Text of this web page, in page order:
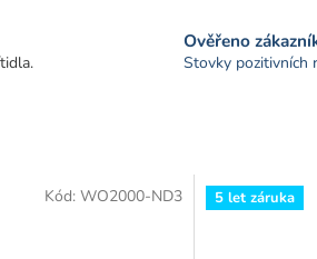
Ověřeno
Stovky pozitivních
Kód: WO2000-ND3 5 let záruka